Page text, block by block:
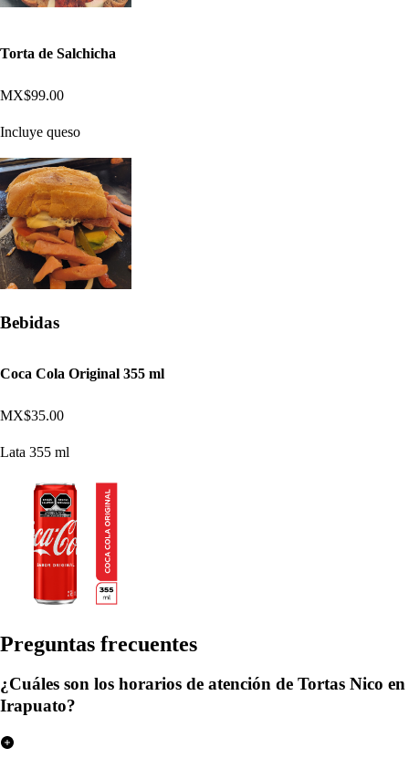
Torta de Salchicha
MX$99.00
Incluye queso
Bebidas
Coca Cola Original 355 ml
MX$35.00
Lata 355 ml
Preguntas frecuentes
¿Cuáles son los horarios de atención de Tortas Nico en
Irapuato?